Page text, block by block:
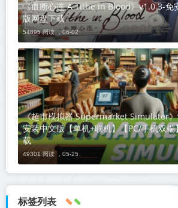
《血断心连 A Tithe in Blood》v1.0.3-免
版网盘下载
54895 阅读 ， 06-02
《超市模拟器 Supermarket Simulator
安装中文版【单机+联机】【PC/手机双
载
49301 阅读 ， 05-25
标签列表